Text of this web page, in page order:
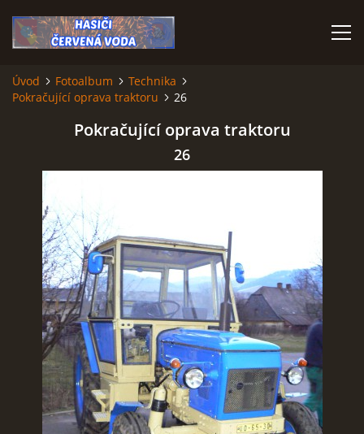
ÚVOD
VÝJEZDY V ROCE 2026
KONTAKTY
MLADÍ HASIČI
HISTORIE SBORU
SBĚR VYSLOUŽILÉHO ELEKTROZAŘÍZENÍ
Úvod Fotoalbum
Technika
Pokračující oprava traktoru
26
Pokračující oprava traktoru
26